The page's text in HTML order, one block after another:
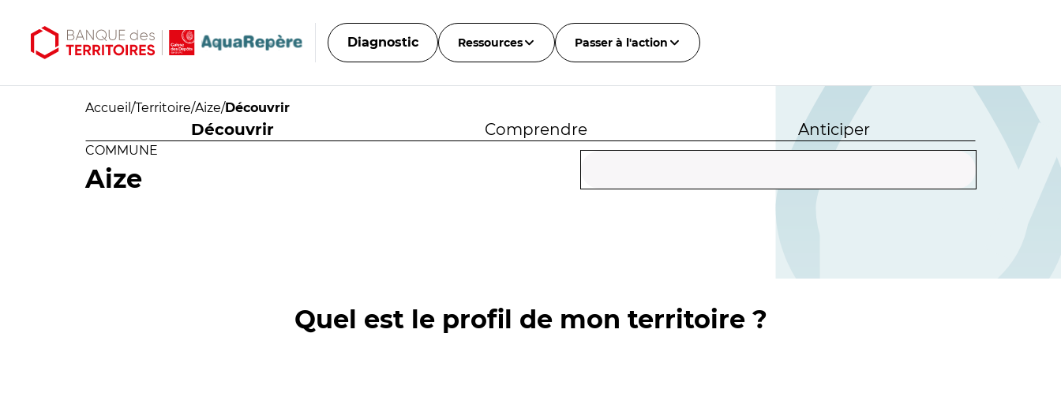
Diagnostic Ressources Passer à l'action
Accueil /Territoire/Aize/Découvrir
Découvrir Comprendre Anticiper
COMMUNE
Aize
Quel est le profil de mon territoire ?